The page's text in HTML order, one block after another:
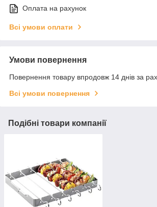
Оплата на рахунок
Всі умови оплати
Умови повернення
Повернення товару впродовж 14 днів за
Всі умови повернення
Подібні товари компанії